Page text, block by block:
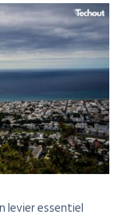
levier essentiel